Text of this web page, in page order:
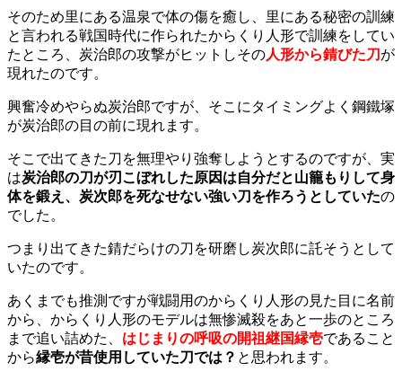
そのため里にある温泉で体の傷を癒し、里にある秘密の訓練
と言われる戦国時代に作られたからくり人形で訓練をしてい
たところ、炭治郎の攻撃がヒットしその人形から錆びた刀 が
現れたのです。
興奮冷めやらぬ炭治郎ですが、そこにタイミングよく鋼鐵塚
が炭治郎の目の前に現れます。
そこで出てきた刀を無理やり強奪しようとするのですが、実
は炭治郎の刀が刃こぼれした原因は自分だと山籠もりして身
体を鍛え、炭次郎を死なせない強い刀を作ろうとしていたの
でした。
つまり出てきた錆だらけの刀を研磨し炭次郎に託そうとして
いたのです。
あくまでも推測ですが戦闘用のからくり人形の見た目に名前
から、からくり人形のモデルは無惨滅殺をあと一歩のところ
まで追い詰めた、 はじまりの呼吸の開祖継国縁壱であること
から縁壱が昔使用していた刀では？ と思われます。